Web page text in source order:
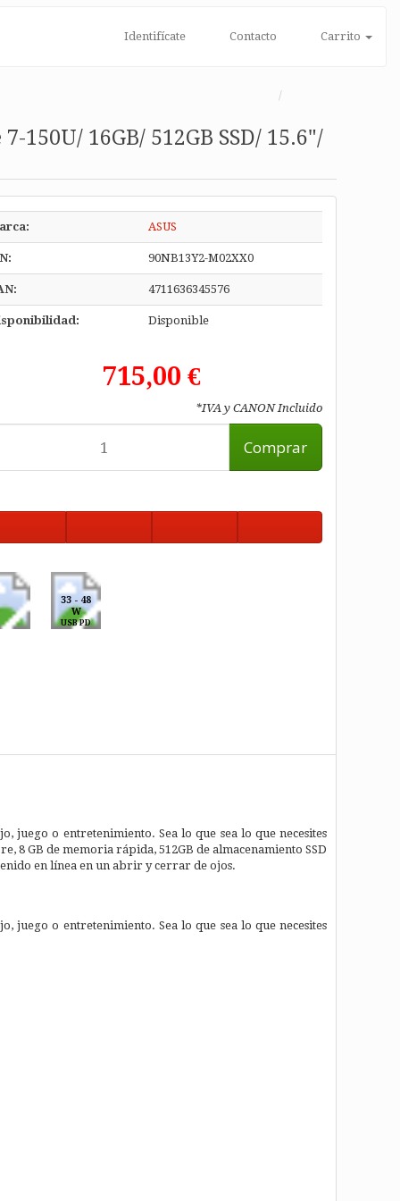
Identifícate Contacto Carrito
16GB/ 512GB SSD/ 15.6"/
ASUS
90NB13Y2-M02XX0
4711636345576
Disponible
715,00 €
*IVA y CANON Incluido
Comprar
33 - 48
W
USB PD
juego o entretenimiento. Sea lo que sea lo que necesites
8 GB de memoria rápida, 512GB de almacenamiento SSD
en línea en un abrir y cerrar de ojos.
juego o entretenimiento. Sea lo que sea lo que necesites